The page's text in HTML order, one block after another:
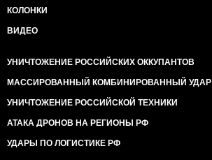
КОЛОНКИ
ВИДЕО
УНИЧТОЖЕНИЕ РОССИЙСКИХ ОККУПАНТОВ
МАССИРОВАННЫЙ КОМБИНИРОВАННЫЙ УДАР
УНИЧТОЖЕНИЕ РОССИЙСКОЙ ТЕХНИКИ
АТАКА ДРОНОВ НА РЕГИОНЫ РФ
УДАРЫ ПО ЛОГИСТИКЕ РФ